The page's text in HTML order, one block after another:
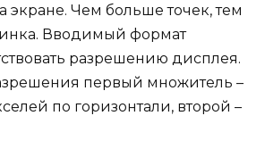
экране. Чем больше точек, тем
Вводимый формат
разрешению дисплея.
первый множитель –
по горизонтали, второй –